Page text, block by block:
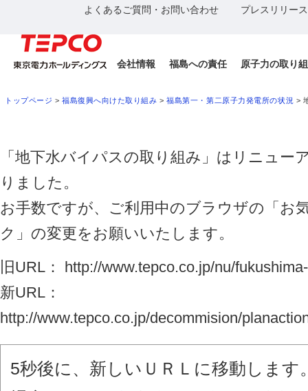
よくあるご質問・お問い合わせ プレスリリー
会社情報 福島への責任 原子力の取り
トップページ > 福島復興へ向けた取り組み >福島第一・第二原子力発電所の状況 >
「地下水バイパスの取り組み」はリニュー
りました。
お手数ですが、ご利用中のブラウザの「お
ク」の変更をお願いいたします。
旧URL： http://www.tepco.co.jp/nu/
新URL：
http://www.tepco.co.jp/decommision/
5秒後に、新しいＵＲＬに移動します